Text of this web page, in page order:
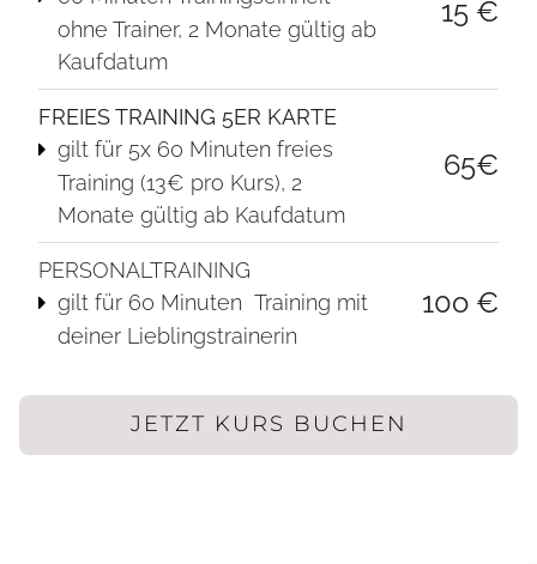
ohne Trainer, 2 Monate gültig ab
Kaufdatum
15 €
FREIES TRAINING 5ER KARTE
gilt für 5x 60 Minuten freies
Training (13€ pro Kurs), 2
Monate gültig ab Kaufdatum
65€
PERSONALTRAINING
gilt für 60 Minuten Training mit
deiner Lieblingstrainerin
10o €
JETZT KURS BUCHEN